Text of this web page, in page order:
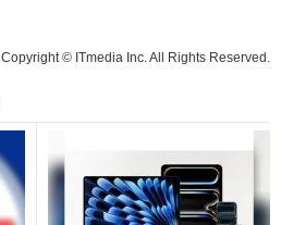
Copyright © ITmedia Inc. All Rights Reserved.